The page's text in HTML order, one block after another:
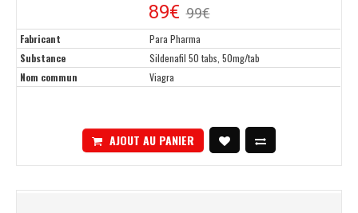
89€ 99€
Fabricant
Para Pharma
Substance
Sildenafil 50 tabs, 50mg/tab
Nom commun
Viagra
AJOUT AU PANIER